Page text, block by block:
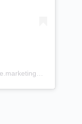
A娜手札：電商女孩的行銷筆記（@ananote.marketing）分享的貼文